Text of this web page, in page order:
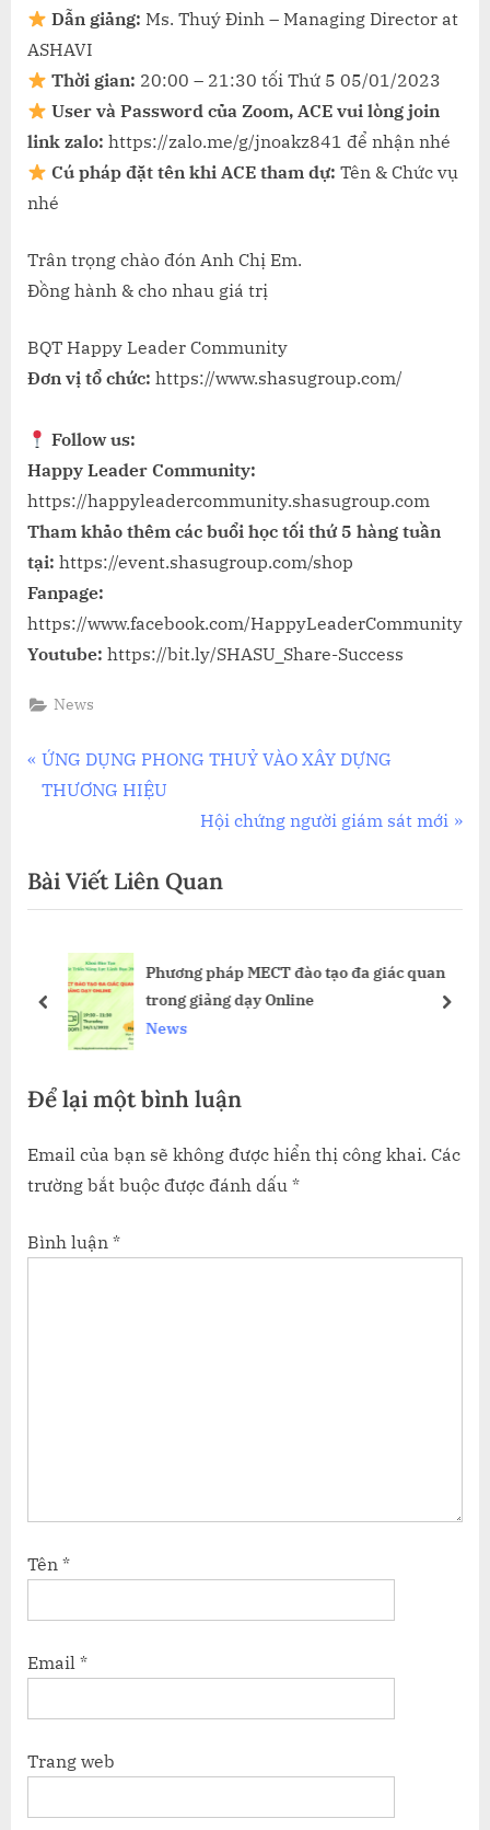
Dẫn giảng:Ms. Thuý Đinh – Managing Director at
ASHAVI
Thời gian: 20:00 – 21:30 tối Thứ 5 05/01/2023
User và Password của Zoom, ACE vui lòng join
link zalo: https://zalo.me/g/jnoakz841 để nhận nhé
Cú pháp đặt tên khi ACE tham dự: Tên & Chức vụ
nhé
Trân trọng chào đón Anh Chị Em.
Đồng hành & cho nhau giá trị
BQT Happy Leader Community
Đơn vị tổ chức: https://www.shasugroup.com/
Follow us:
Happy Leader Community:
https://happyleadercommunity.shasugroup.com
Tham khảo thêm các buổi học tối thứ 5 hàng tuần
tại: https://event.shasugroup.com/shop
Fanpage:
https://www.facebook.com/HappyLeaderCommunity
Youtube: https://bit.ly/SHASU_Share-Success
News
Điều
viết
P
r
i
o
P
t
ỨNG DỤNG PHONG THUỶ VÀO XÂY DỰNG
THƯƠNG HIỆU
N
x
t
o
s
Hội chứng người giám sát mới
Bài Viết Liên Quan
Phương pháp MECT đào tạo đa giác quan
trong giảng dạy Online
News
prev next
Để lại một bình luận
Email của bạn sẽ không được hiển thị công khai. Các
trường bắt buộc được đánh dấu *
Bình luận *
Tên *
Email *
Trang web